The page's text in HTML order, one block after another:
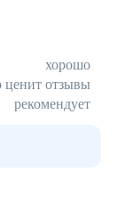
хорошо
ценит отзывы
рекомендует